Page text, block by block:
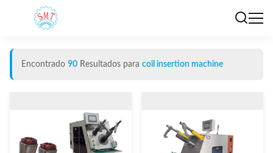
Encontrado 90 Resultados para coil insertion machine